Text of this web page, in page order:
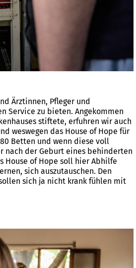
Ärztinnen, Pfleger und
Service zu bieten. Angekommen
stiftete, erfuhren wir auch
weswegen das House of Hope für
Betten und wenn diese voll
nach der Geburt eines behinderten
House of Hope soll hier Abhilfe
sich auszutauschen. Den
sich ja nicht krank fühlen mit